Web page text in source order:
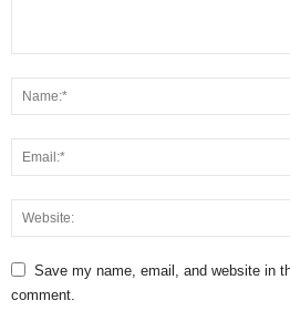
Save my name, email, and website in
comment.